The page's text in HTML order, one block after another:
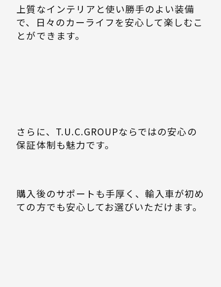
上質なインテリアと使い勝手のよい装備
で、日々のカーライフを安心して楽しむこ
とができます。
さらに、T.U.C.GROUPならではの安心の
保証体制も魅力です。
購入後のサポートも手厚く、輸入車が初め
ての方でも安心してお選びいただけます。